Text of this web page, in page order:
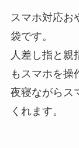
スマホ対応お
袋です。
人差し指と親
もスマホを操
夜寝ながらス
くれます。